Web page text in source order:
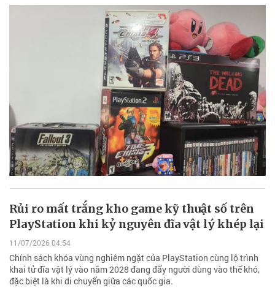
Rủi ro mất trắng kho game kỹ thuật số trên
PlayStation khi kỷ nguyên đĩa vật lý khép lại
11/07/2026 04:54
Chính sách khóa vùng nghiêm ngặt của PlayStation cùng lộ trình
khai tử đĩa vật lý vào năm 2028 đang đẩy người dùng vào thế khó,
đặc biệt là khi di chuyển giữa các quốc gia.